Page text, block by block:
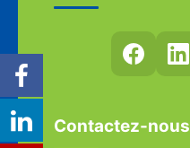
Contactez-nous